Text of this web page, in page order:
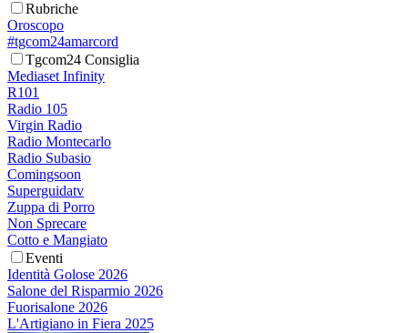
Rubriche
Oroscopo
#tgcom24amarcord
Tgcom24 Consiglia
Mediaset Infinity
R101
Radio 105
Virgin Radio
Radio Montecarlo
Radio Subasio
Comingsoon
Superguidatv
Zuppa di Porro
Non Sprecare
Cotto e Mangiato
Eventi
Identità Golose 2026
Salone del Risparmio 2026
Fuorisalone 2026
L'Artigiano in Fiera 2025